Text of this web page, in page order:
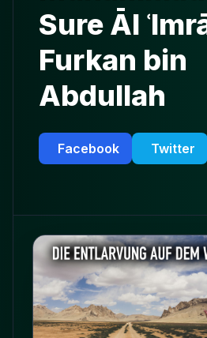
Sure Āl
Furkan bin
Abdullah
Facebook Twitter